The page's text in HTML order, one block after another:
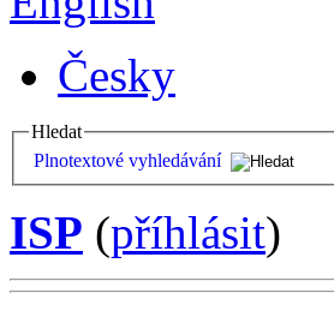
Česky
Hledat
Plnotextové vyhledávání
ISP (příhlásit)